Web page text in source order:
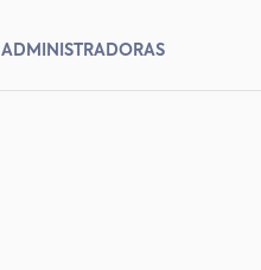
ADMINISTRADORAS